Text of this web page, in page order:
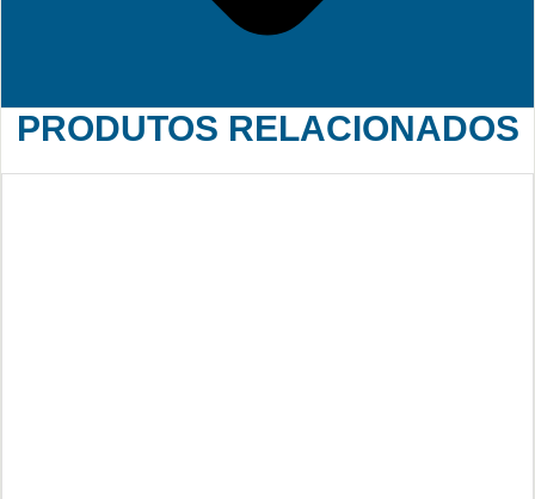
PRODUTOS RELACIONADOS